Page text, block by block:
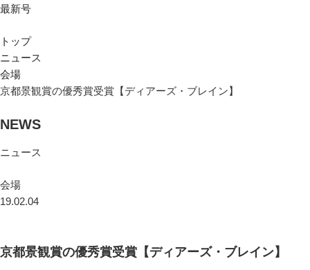
最新号
トップ
ニュース
会場
京都景観賞の優秀賞受賞【ディアーズ・ブレイン】
NEWS
ニュース
会場
19.02.04
京都景観賞の優秀賞受賞【ディアーズ・ブレイン】